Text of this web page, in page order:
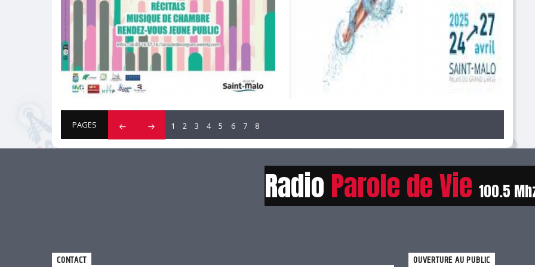
PAGES 1 2 3 4 5 6 7 8
Radio Parole de Vie 100.5
CONTACT OUVERTURE AU PUBLIC